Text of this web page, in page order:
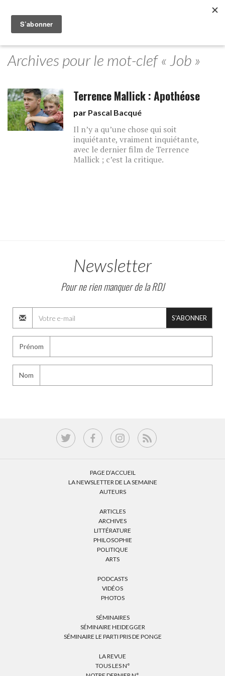
Archives pour le mot-clef « Job »
Terrence Mallick : Apothéose
par Pascal Bacqué
Il n’y a qu’une chose qui soit
inquiétante, vraiment inquiétante,
avec le dernier film de Terrence
Mallick ; c’est la critique.
Newsletter
Pour ne rien manquer de la RDJ
S'ABONNER
Prénom
Nom
PAGE D’ACCUEIL
LA NEWSLETTER DE LA SEMAINE
AUTEURS
ARTICLES
ARCHIVES
LITTÉRATURE
PHILOSOPHIE
POLITIQUE
ARTS
PODCASTS
VIDÉOS
PHOTOS
SÉMINAIRES
SÉMINAIRE HEIDEGGER
SÉMINAIRE LE PARTI PRIS DE PONGE
LA REVUE
TOUS LES N°